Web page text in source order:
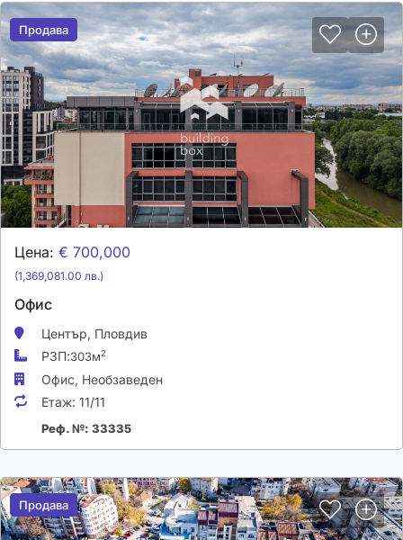
Продава
Продава
Цена: € 700,000
(1,369,081.00 лв.)
Офис
Център, Пловдив
РЗП:303м2
Офис, Необзаведен
Етаж: 11/11
Реф. №: 33335
Продава
Продава